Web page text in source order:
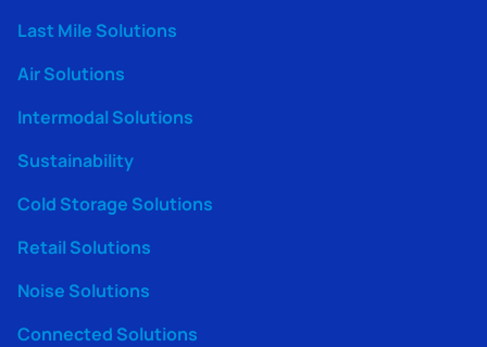
Last Mile Solutions
Air Solutions
Intermodal Solutions
Sustainability
Cold Storage Solutions
Retail Solutions
Noise Solutions
Connected Solutions